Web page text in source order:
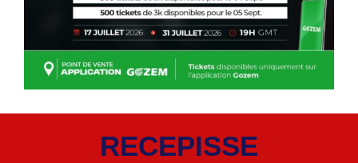
RECEPISSE